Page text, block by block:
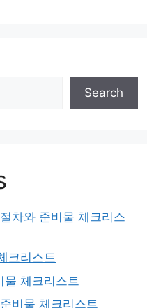
Search
차와 준비물 체크리스
크리스트
체크리스트
비물 체크리스트